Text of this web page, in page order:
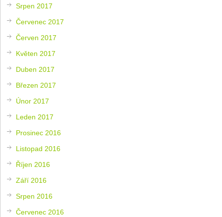
Srpen 2017
Červenec 2017
Červen 2017
Květen 2017
Duben 2017
Březen 2017
Únor 2017
Leden 2017
Prosinec 2016
Listopad 2016
Říjen 2016
Září 2016
Srpen 2016
Červenec 2016